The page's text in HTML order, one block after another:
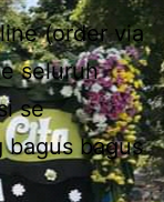
(order via
seluruh
se
bagus bagus